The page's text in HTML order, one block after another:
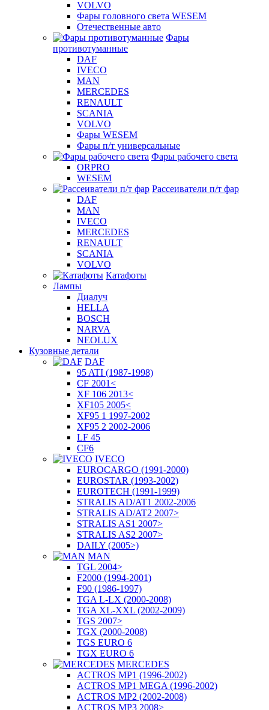
VOLVO
Фары головного света WESEM
Отечественные авто
Фары
противотуманные
DAF
IVECO
MAN
MERCEDES
RENAULT
SCANIA
VOLVO
Фары WESEM
Фары п/т универсальные
Фары рабочего света
ORPRO
WESEM
Рассеиватели п/т фар
DAF
MAN
IVECO
MERCEDES
RENAULT
SCANIA
VOLVO
Катафоты
Лампы
Диалуч
HELLA
BOSCH
NARVA
NEOLUX
Кузовные детали
DAF
95 ATI (1987-1998)
CF 2001<
XF 106 2013<
XF105 2005<
XF95 1 1997-2002
XF95 2 2002-2006
LF 45
CF6
IVECO
EUROCARGO (1991-2000)
EUROSTAR (1993-2002)
EUROTECH (1991-1999)
STRALIS AD/AT1 2002-2006
STRALIS AD/AT2 2007>
STRALIS AS1 2007>
STRALIS AS2 2007>
DAILY (2005>)
MAN
TGL 2004>
F2000 (1994-2001)
F90 (1986-1997)
TGA L-LX (2000-2008)
TGA XL-XXL (2002-2009)
TGS 2007>
TGX (2000-2008)
TGS EURO 6
TGX EURO 6
MERCEDES
ACTROS MP1 (1996-2002)
ACTROS MP1 MEGA (1996-2002)
ACTROS MP2 (2002-2008)
ACTROS MP3 2008>